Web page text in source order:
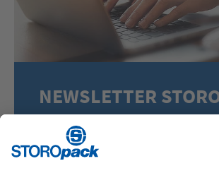
NEWSLETTER
Iscriviti alla nostra newsletter e rimani
sulle soluzioni di imballaggio più